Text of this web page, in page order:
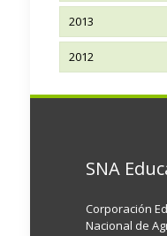
2013
2012
SNA
Corporación
Nacional de